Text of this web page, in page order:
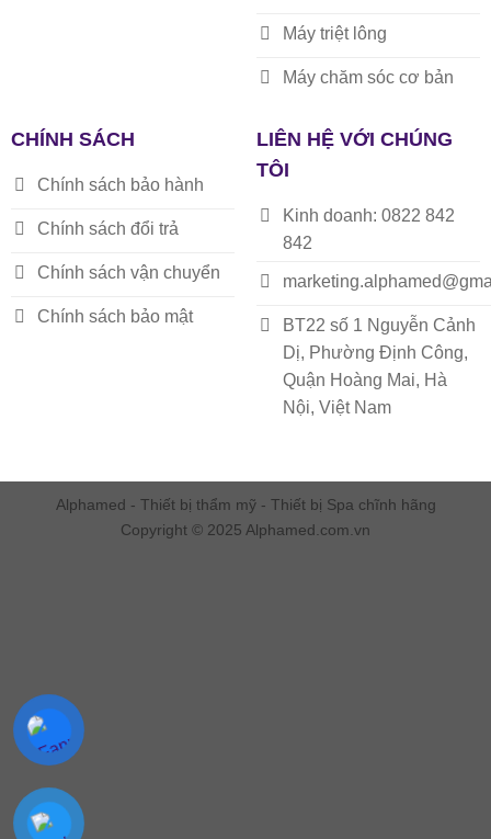
Máy triệt lông
Máy chăm sóc cơ bản
CHÍNH SÁCH
Chính sách bảo hành
Chính sách đổi trả
Chính sách vận chuyển
Chính sách bảo mật
LIÊN HỆ VỚI CHÚNG
TÔI
Kinh doanh: 0822 842
842
BT22 số 1 Nguyễn Cảnh
Dị, Phường Định Công,
Quận Hoàng Mai, Hà
Nội, Việt Nam
Alphamed - Thiết bị thẩm mỹ - Thiết bị Spa chĩnh hãng
Copyright © 2025 Alphamed.com.vn